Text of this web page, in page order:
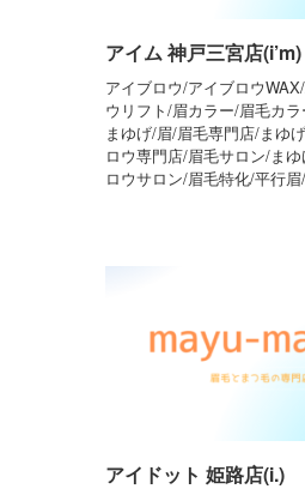
アイム 神戸三宮店(i’m)
アイブロウ/アイブロウ
ウリフト/眉カラー/眉毛カ
まゆげ/眉/眉毛専門店/まゆ
ロウ専門店/眉毛サロン/ま
ロウサロン/眉毛特化/平行
アイドット 姫路店(i.)